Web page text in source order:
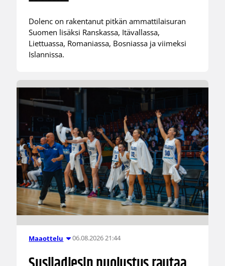
Dolenc on rakentanut pitkän ammattilaisuran
Suomen lisäksi Ranskassa, Itävallassa,
Liettuassa, Romaniassa, Bosniassa ja viimeksi
Islannissa.
Maaottelu 06.08.2026 21:44